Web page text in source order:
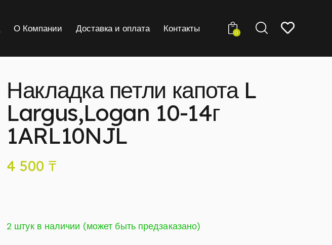
О Компании Доставка и оплата Контакты 0
Накладка петли капота L
Largus,Logan 10-14г
1ARL10NJL
4 500 ₸
2 штук в наличии (может быть предзаказано)